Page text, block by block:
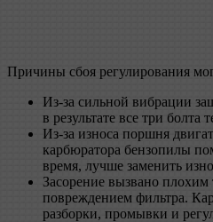
Причины сбоя регулирования
Из-за сильной вибрации
в результате все три
Из-за износа поршня
карбюратора бензопилы
время, лучше заменить
Засорение вызвано
повреждением фильтра.
разборки, промывки и